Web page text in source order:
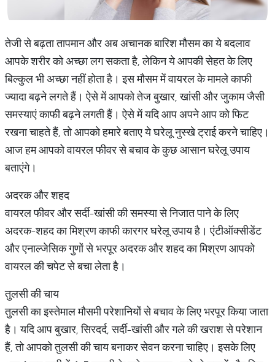
तेजी से बढ़ता तापमान और अब अचानक बारिश मौसम का ये बदलाव
आपके शरीर को अच्छा लग सकता है, लेकिन ये आपकी सेहत के लिए
बिल्कुल भी अच्छा नहीं होता है। इस मौसम में वायरल के मामले काफी
ज्यादा बढ़ने लगते हैं। ऐसे में आपको तेज बुखार, खांसी और जुकाम जैसी
समस्याएं काफी बढ़ने लगती हैं। ऐसे में यदि आप अपने आप को फिट
रखना चाहते हैं, तो आपको हमारे बताए ये घरेलू नुस्खे ट्राई करने चाहिए।
आज हम आपको वायरल फीवर से बचाव के कुछ आसान घरेलू उपाय
बताएंगे।
अदरक और शहद
वायरल फीवर और सर्दी-खांसी की समस्या से निजात पाने के लिए
अदरक-शहद का मिश्रण काफी कारगर घरेलू उपाय है। एंटीऑक्सीडेंट
और एनाल्जेसिक गुणों से भरपूर अदरक और शहद का मिश्रण आपको
वायरल की चपेट से बचा लेता है।
तुलसी की चाय
तुलसी का इस्तेमाल मौसमी परेशानियों से बचाव के लिए भरपूर किया जाता
है। यदि आप बुखार, सिरदर्द, सर्दी-खांसी और गले की खराश से परेशान
हैं, तो आपको तुलसी की चाय बनाकर सेवन करना चाहिए। इसके लिए